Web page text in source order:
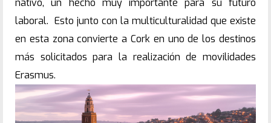
laboral. Esto junto con la multiculturalidad que existe
en esta zona convierte a Cork en uno de los destinos
más solicitados para la realización de movilidades
Erasmus.